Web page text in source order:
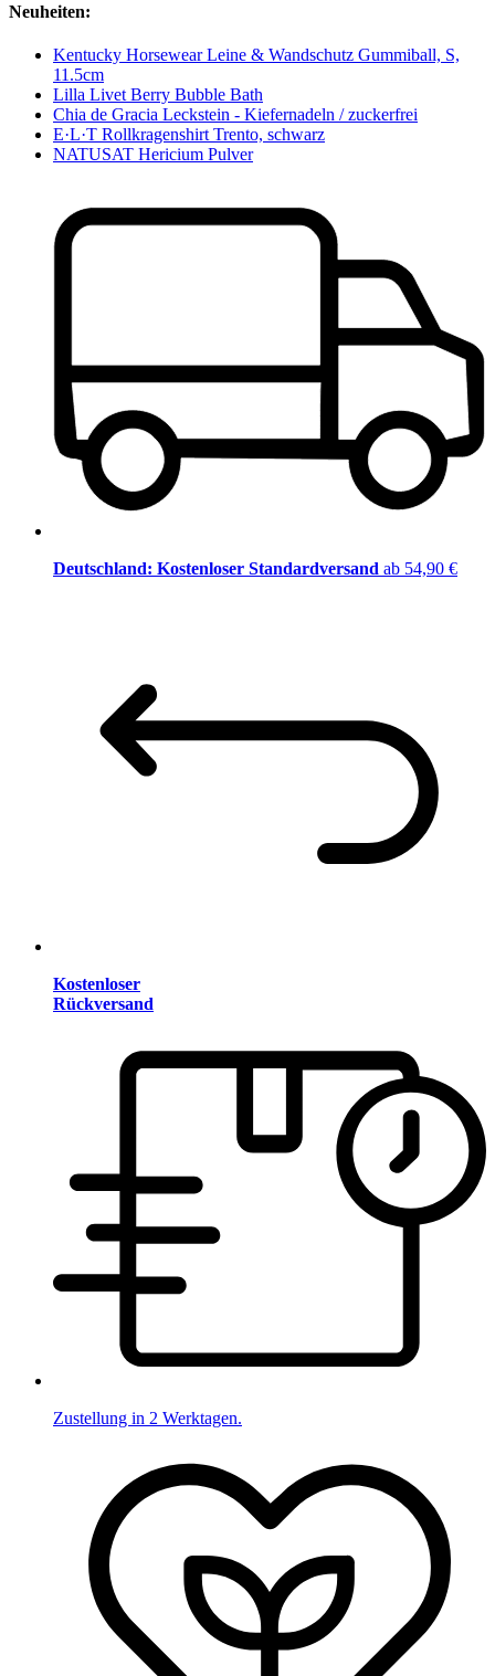
Neuheiten:
Kentucky Horsewear Leine & Wandschutz Gummiball, S,
11.5cm
Lilla Livet Berry Bubble Bath
Chia de Gracia Leckstein - Kiefernadeln / zuckerfrei
E·L·T Rollkragenshirt Trento, schwarz
NATUSAT Hericium Pulver
Deutschland: Kostenloser Standardversand ab 54,90 €
Kostenloser
Rückversand
Zustellung in 2 Werktagen.